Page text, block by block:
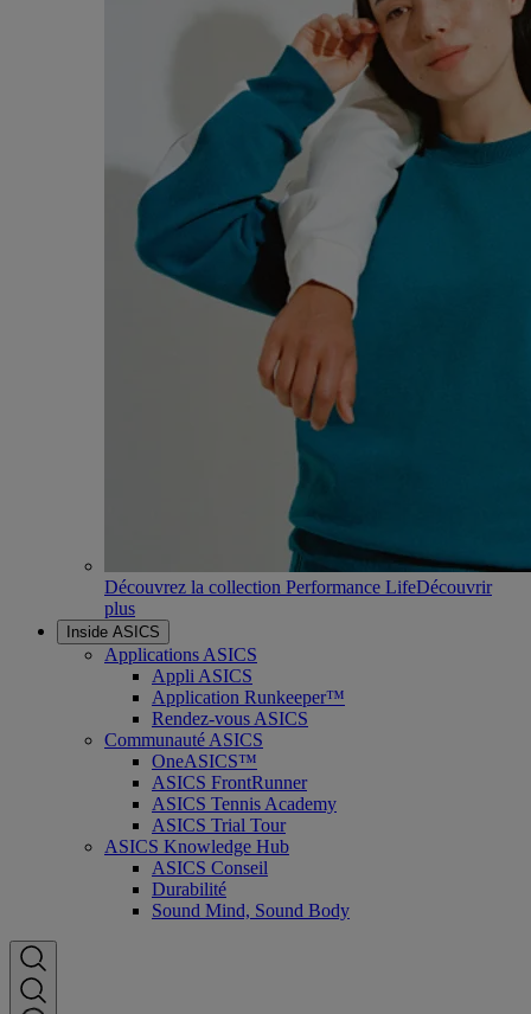
Découvrez la collection Performance LifeDécouvrir
plus
Inside ASICS
Applications ASICS
Appli ASICS
Application Runkeeper™
Rendez-vous ASICS
Communauté ASICS
OneASICS™
ASICS FrontRunner
ASICS Tennis Academy
ASICS Trial Tour
ASICS Knowledge Hub
ASICS Conseil
Durabilité
Sound Mind, Sound Body